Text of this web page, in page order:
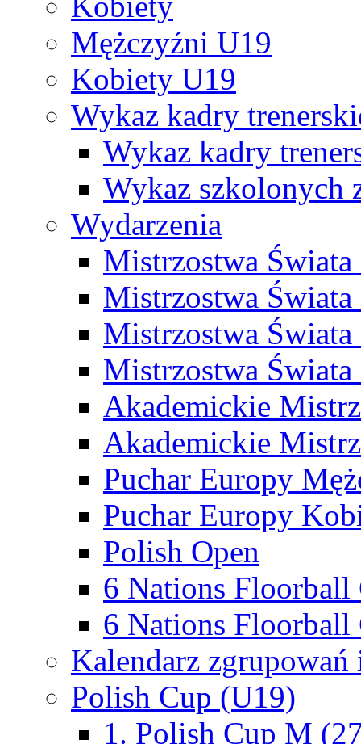
Mężczyźni U19
Kobiety U19
Wykaz kadry
Wykaz kadry
Wykaz szkolonych
Wydarzenia
Mistrzostwa
Mistrzostwa
Mistrzostwa
Mistrzostwa
Akademickie
Akademickie
Puchar Europy
Puchar Europy
Polish Open
6 Nations Floorball
6 Nations Floorball
Kalendarz
Polish Cup (U19)
1. Polish Cup M